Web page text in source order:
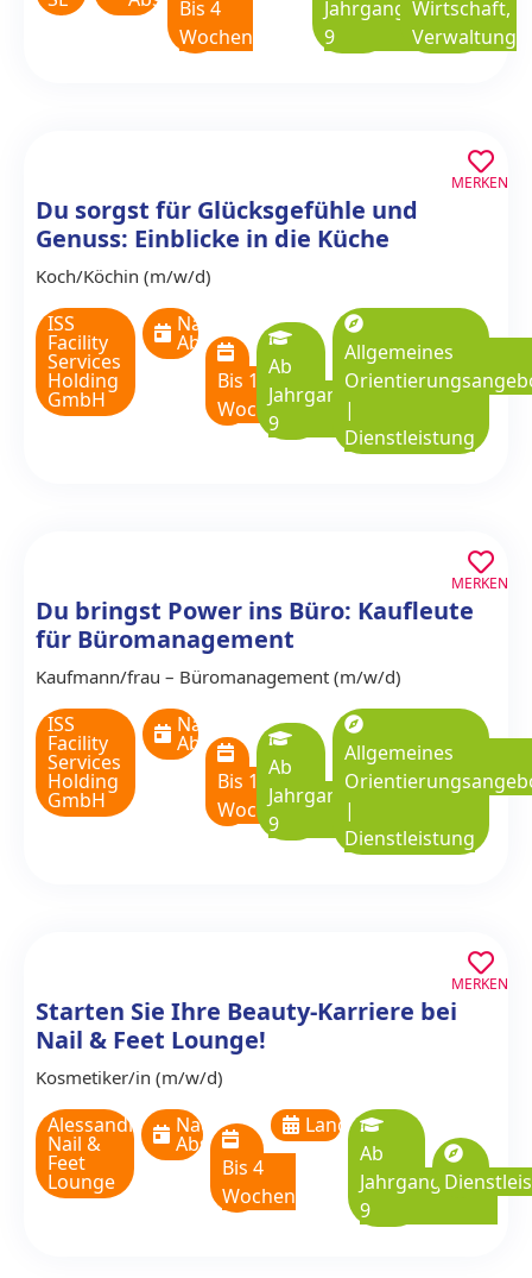
Bis 4
Wochen
Jahrgangsstufe
9
Wirtschaft,
Verwaltung
Du sorgst für Glücksgefühle und
Genuss: Einblicke in die Küche
Koch/Köchin (m/w/d)
MERKEN
ISS
Facility
Services
Holding
GmbH
Nach
Absprache
Bis 1
Woche
Ab
Jahrgangsstufe
9
Allgemeines
|
Dienstleistung
Du bringst Power ins Büro: Kaufleute
für Büromanagement
Kaufmann/­frau – Büromanagement (m/w/d)
MERKEN
ISS
Facility
Services
Holding
GmbH
Nach
Absprache
Bis 1
Woche
Ab
Jahrgangsstufe
9
Allgemeines
|
Dienstleistung
Starten Sie Ihre Beauty-Karriere bei
Nail & Feet Lounge!
Kosmetiker/in (m/w/d)
MERKEN
Alessandro
Nail &
Feet
Lounge
Nach
Absprache
Bis 4
Wochen
Langzeitpraktikum
Ab
Jahrgangsstufe
9